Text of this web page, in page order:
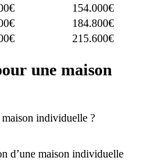
154.000€
184.800€
215.600€
une maison
individuelle ?
d’une maison individuelle